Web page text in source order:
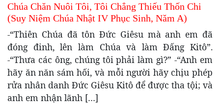
Chúa Chăn Nuôi Tôi, Tôi Chẳng Thiếu Thốn Chi
(Suy Niệm Chúa Nhật IV Phục Sinh, Năm A)
-“Thiên Chúa đã tôn Ðức Giêsu mà anh em đã
đóng đinh, lên làm Chúa và làm Ðấng Kitô”.
-“Thưa các ông, chúng tôi phải làm gì?” -“Anh em
hãy ăn năn sám hối, và mỗi người hãy chịu phép
rửa nhân danh Ðức Giêsu Kitô để được tha tội; và
anh em nhận lãnh […]